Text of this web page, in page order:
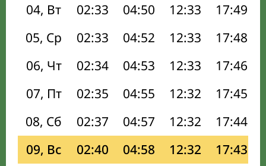
04, Вт
02:33 04:50 12:33 17:49
05, Ср
02:33 04:52 12:33 17:48
06, Чт
02:34 04:53 12:33 17:46
07, Пт
02:35 04:55 12:32 17:45
08, Сб
02:37 04:57 12:32 17:44
09, Вс
02:40 04:58 12:32 17:43